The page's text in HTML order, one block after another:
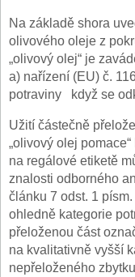
Na základě shora
olivového oleje z
„olivový olej“ je
a) nařízení (EU) č.
potraviny když se
Užití částečně
„olivový olej
na regálové etiketě
znalosti odborného
článku 7 odst. 1
ohledně kategorie
přeloženou část
na kvalitativně vyšší
nepřeloženého